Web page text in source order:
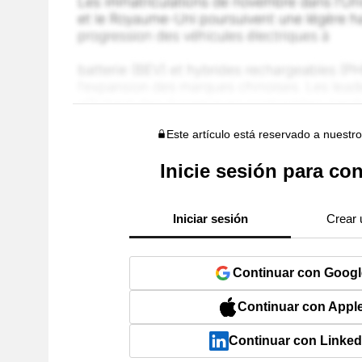
Este artículo está reservado a
Inicie sesión para
Iniciar sesión Crear
Continuar con
Continuar con
Continuar con